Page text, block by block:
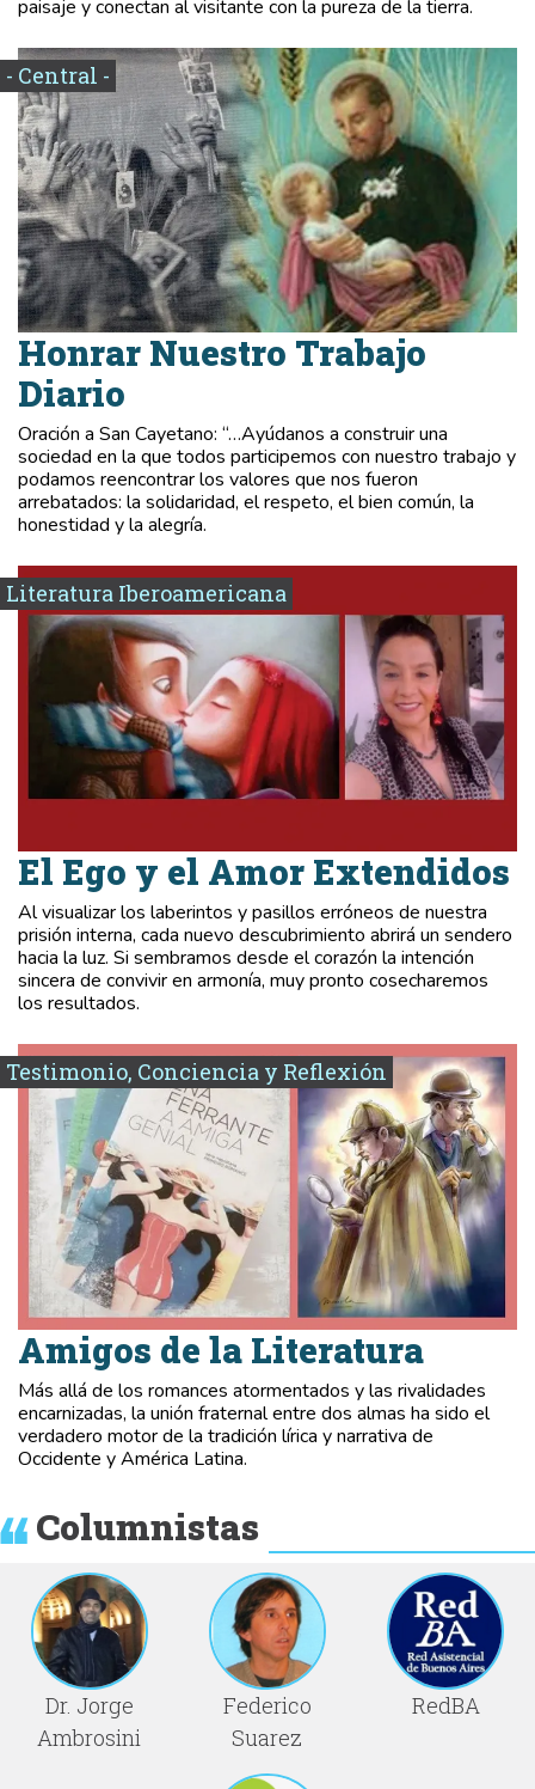
paisaje y conectan al visitante con la pureza de la tierra.
- Central -
Honrar Nuestro Trabajo
Diario
Oración a San Cayetano: “…Ayúdanos a construir una
sociedad en la que todos participemos con nuestro trabajo y
podamos reencontrar los valores que nos fueron
arrebatados: la solidaridad, el respeto, el bien común, la
honestidad y la alegría.
Literatura Iberoamericana
El Ego y el Amor Extendidos
Al visualizar los laberintos y pasillos erróneos de nuestra
prisión interna, cada nuevo descubrimiento abrirá un sendero
hacia la luz. Si sembramos desde el corazón la intención
sincera de convivir en armonía, muy pronto cosecharemos
los resultados.
Testimonio, Conciencia y Reflexión
Amigos de la Literatura
Más allá de los romances atormentados y las rivalidades
encarnizadas, la unión fraternal entre dos almas ha sido el
verdadero motor de la tradición lírica y narrativa de
Occidente y América Latina.
Columnistas
Dr. Jorge
Ambrosini
Federico
Suarez
RedBA